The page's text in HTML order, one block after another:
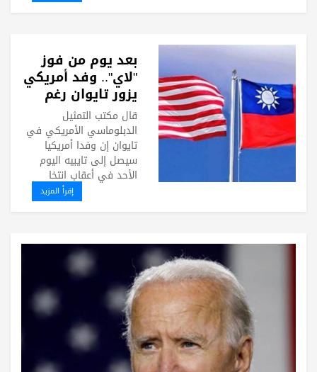
بعد يوم من فوز
"لاي".. وفد أمريكي
يزور تايوان رغم
تحفظات الصين
قال مكتب التمثيل
الدبلوماسي الأمريكي في
تايوان إن وفدا أمريكيا
سيصل إلى تايبيه اليوم
الأحد في أعقاب انتخا
إقرأ المزيد